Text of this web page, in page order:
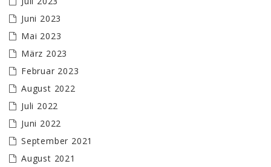
Juni 2023
Mai 2023
März 2023
Februar 2023
August 2022
Juli 2022
Juni 2022
September 2021
August 2021